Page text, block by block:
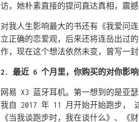
访，她朴素直接的提问直达真相，震
对我人生影响最大的书还有《我爱问
立正确的恋爱观，后来还将连岳出过
作，现在这个想法依然未变，曾写一
2. 最近 6 个月里，你购买的对你影
网易 X3 蓝牙耳机。第一想到的是亚
我自 2017 年 11 月开始开始跑步，
《当我谈跑步时，我在谈什么》、《